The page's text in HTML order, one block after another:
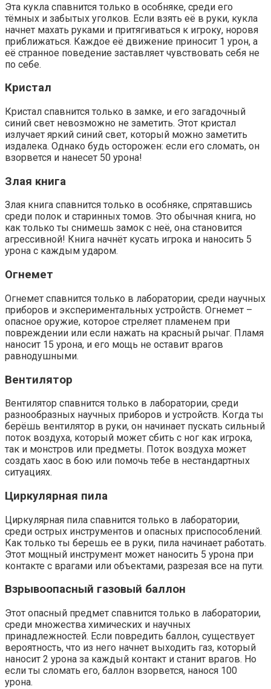
Эта кукла спавнится только в особняке, среди его
тёмных и забытых уголков. Если взять её в руки, кукла
начнет махать руками и притягиваться к игроку, норовя
приближаться. Каждое её движение приносит 1 урон, а
её странное поведение заставляет чувствовать себя не
по себе.
Кристал
Кристал спавнится только в замке, и его загадочный
синий свет невозможно не заметить. Этот кристал
излучает яркий синий свет, который можно заметить
издалека. Однако будь осторожен: если его сломать, он
взорвется и нанесет 50 урона!
Злая книга
Злая книга спавнится только в особняке, спрятавшись
среди полок и старинных томов. Это обычная книга, но
как только ты снимешь замок с неё, она становится
агрессивной! Книга начнёт кусать игрока и наносить 5
урона с каждым ударом.
Огнемет
Огнемет спавнится только в лаборатории, среди научных
приборов и экспериментальных устройств. Огнемет –
опасное оружие, которое стреляет пламенем при
повреждении или если нажать на красный рычаг. Пламя
наносит 15 урона, и его мощь не оставит врагов
равнодушными.
Вентилятор
Вентилятор спавнится только в лаборатории, среди
разнообразных научных приборов и устройств. Когда ты
берёшь вентилятор в руки, он начинает пускать сильный
поток воздуха, который может сбить с ног как игрока,
так и монстров или предметы. Поток воздуха может
создать хаос в бою или помочь тебе в нестандартных
ситуациях.
Циркулярная пила
Циркулярная пила спавнится только в лаборатории,
среди острых инструментов и опасных приспособлений.
Как только ты берешь ее в руки, пила начинает работать.
Этот мощный инструмент может наносить 5 урона при
контакте с врагами или объектами, разрезая все на пути.
Взрывоопасный газовый баллон
Этот опасный предмет спавнится только в лаборатории,
среди множества химических и научных
принадлежностей. Если повредить баллон, существует
вероятность, что из него начнет выходить газ, который
наносит 2 урона за каждый контакт и станит врагов. Но
если ты сломать его, баллон взорвется, нанося 100
урона.